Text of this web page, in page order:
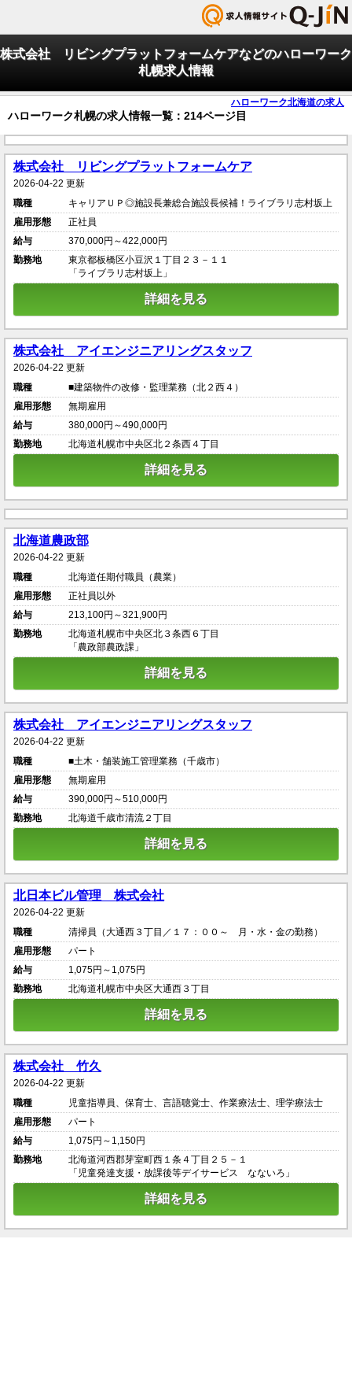
株式会社 リビングプラットフォームケアなどのハローワーク
札幌求人情報
ハローワーク北海道の求人
ハローワーク札幌の求人情報一覧：214ページ目
株式会社 リビングプラットフォームケア
2026-04-22 更新
職種
キャリアＵＰ◎施設長兼総合施設長候補！ライブラリ志村坂上
雇用形態
正社員
給与
370,000円～422,000円
勤務地
東京都板橋区小豆沢１丁目２３－１１
「ライブラリ志村坂上」
詳細を見る
株式会社 アイエンジニアリングスタッフ
2026-04-22 更新
職種
■建築物件の改修・監理業務（北２西４）
雇用形態
無期雇用
給与
380,000円～490,000円
勤務地
北海道札幌市中央区北２条西４丁目
詳細を見る
北海道農政部
2026-04-22 更新
職種
北海道任期付職員（農業）
雇用形態
正社員以外
給与
213,100円～321,900円
勤務地
北海道札幌市中央区北３条西６丁目
「農政部農政課」
詳細を見る
株式会社 アイエンジニアリングスタッフ
2026-04-22 更新
職種
■土木・舗装施工管理業務（千歳市）
雇用形態
無期雇用
給与
390,000円～510,000円
勤務地
北海道千歳市清流２丁目
詳細を見る
北日本ビル管理 株式会社
2026-04-22 更新
職種
清掃員（大通西３丁目／１７：００～ 月・水・金の勤務）
雇用形態
パート
給与
1,075円～1,075円
勤務地
北海道札幌市中央区大通西３丁目
詳細を見る
株式会社 竹久
2026-04-22 更新
職種
児童指導員、保育士、言語聴覚士、作業療法士、理学療法士
雇用形態
パート
給与
1,075円～1,150円
勤務地
北海道河西郡芽室町西１条４丁目２５－１
「児童発達支援・放課後等デイサービス なないろ」
詳細を見る